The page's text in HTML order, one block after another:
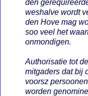
den
weshalve wordt
den Hove mag
soo veel het
onmondigen.
Authorisatie tot
mitgaders dat bij
voorsz
worden